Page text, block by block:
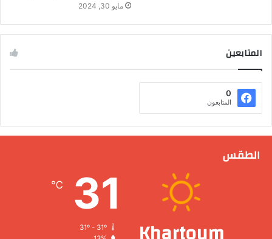
مايو 30, 2024
المتابعين
0
المتابعون
الطقس
31
℃
31º - 31º